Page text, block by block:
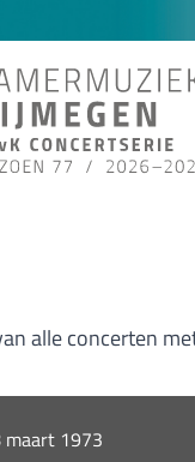
alle concerten
maart 1973